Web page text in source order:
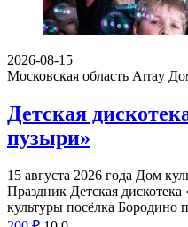
2026-08-15
Московская область Array
Детская
пузыри»
15 августа 2026 года Дом
Праздник Детская
культуры посёлка Бородино